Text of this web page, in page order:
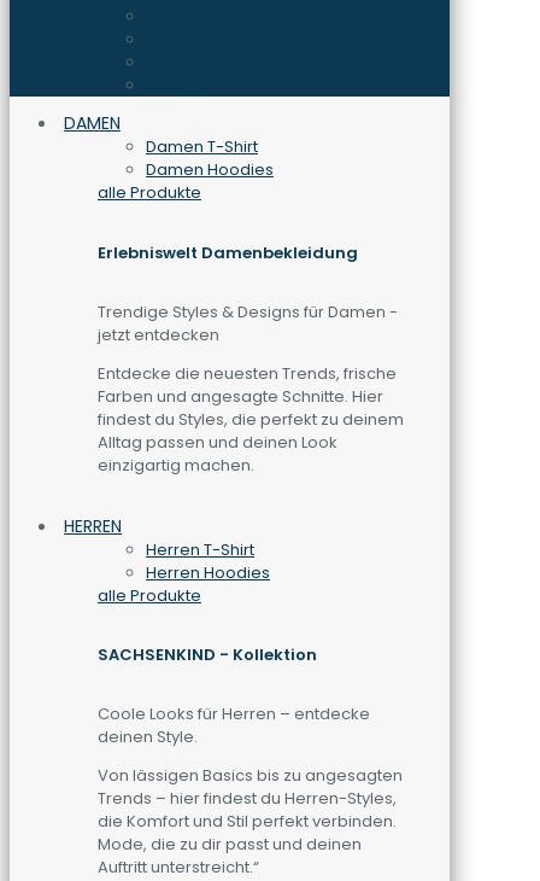
DAMEN
Damen T-Shirt
Damen Hoodies
alle Produkte
Erlebniswelt Damenbekleidung
Trendige Styles & Designs für Damen -
jetzt entdecken
Entdecke die neuesten Trends, frische
Farben und angesagte Schnitte. Hier
findest du Styles, die perfekt zu deinem
Alltag passen und deinen Look
einzigartig machen.
HERREN
Herren T-Shirt
Herren Hoodies
alle Produkte
SACHSENKIND - Kollektion
Coole Looks für Herren – entdecke
deinen Style.
Von lässigen Basics bis zu angesagten
Trends – hier findest du Herren-Styles,
die Komfort und Stil perfekt verbinden.
Mode, die zu dir passt und deinen
Auftritt unterstreicht.“